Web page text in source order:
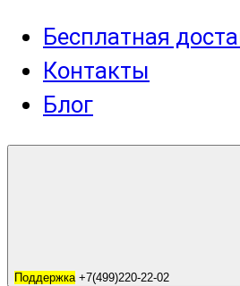
Бесплатная
Контакты
Блог
Поддержка +7(499)220-22-02